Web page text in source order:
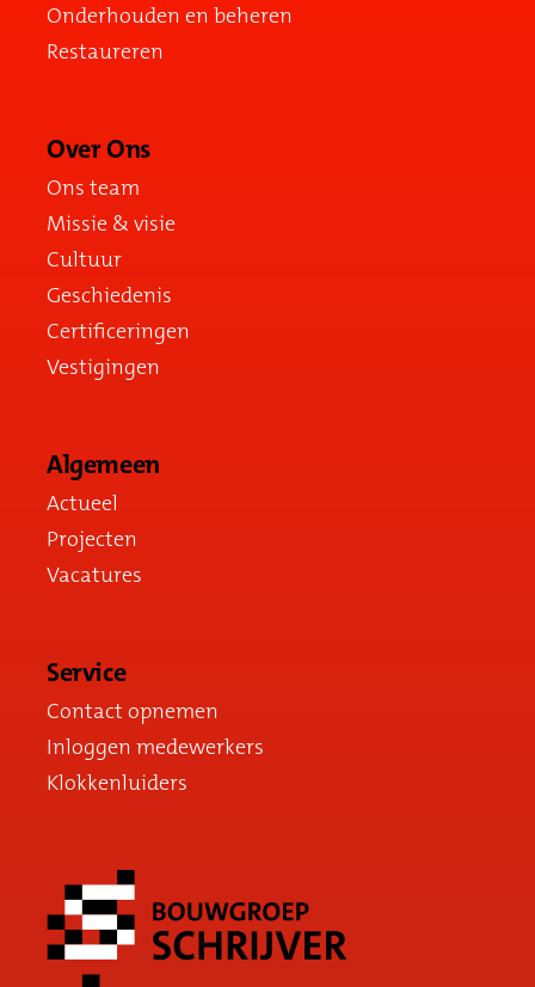
Onderhouden en beheren
Restaureren
Over Ons
Ons team
Missie & visie
Cultuur
Geschiedenis
Certificeringen
Vestigingen
Algemeen
Actueel
Projecten
Vacatures
Service
Contact opnemen
Inloggen medewerkers
Klokkenluiders